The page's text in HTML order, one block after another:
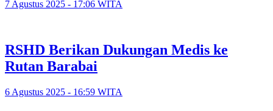
7 Agustus 2025 - 17:06 WITA
RSHD Berikan Dukungan Medis ke
Rutan Barabai
6 Agustus 2025 - 16:59 WITA